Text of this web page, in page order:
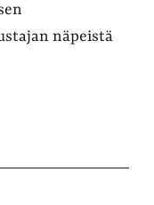
näpeistä